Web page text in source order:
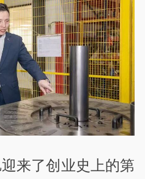
迎来了创业史上的第